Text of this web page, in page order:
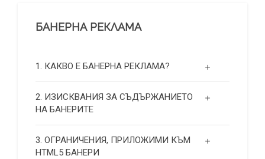
БАНЕРНА РЕКЛАМА
1. КАКВО Е БАНЕРНА РЕКЛАМА?
2. ИЗИСКВАНИЯ ЗА СЪДЪРЖАНИЕТО
НА БАНЕРИТЕ
3. ОГРАНИЧЕНИЯ, ПРИЛОЖИМИ КЪМ
HTML5 БАНЕРИ